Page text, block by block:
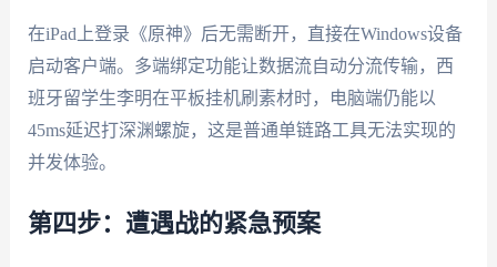
在iPad上登录《原神》后无需断开，直接在Windows设备
启动客户端。多端绑定功能让数据流自动分流传输，西
班牙留学生李明在平板挂机刷素材时，电脑端仍能以
45ms延迟打深渊螺旋，这是普通单链路工具无法实现的
并发体验。
第四步：遭遇战的紧急预案